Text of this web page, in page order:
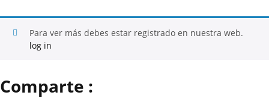
Para ver más debes estar registrado en nuestra web.
log in
Comparte :